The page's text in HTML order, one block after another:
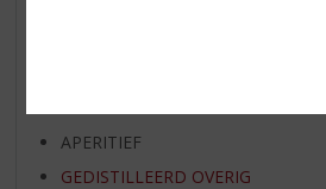
APERITIEF
GEDISTILLEERD OVERIG